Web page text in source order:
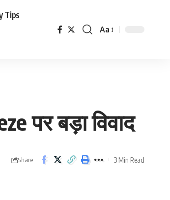
Tips
Font
Aa
पर बड़ा विवाद
Share 3 Min Read